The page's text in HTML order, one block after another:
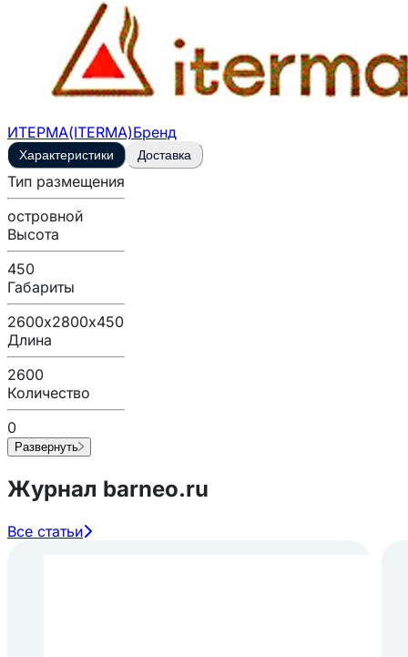
ИТЕРМА(ITERMA)Бренд
Характеристики Доставка
Тип размещения
островной
Высота
450
Габариты
2600х2800х450
Длина
2600
Количество
0
Развернуть
Журнал barneo.ru
Все статьи